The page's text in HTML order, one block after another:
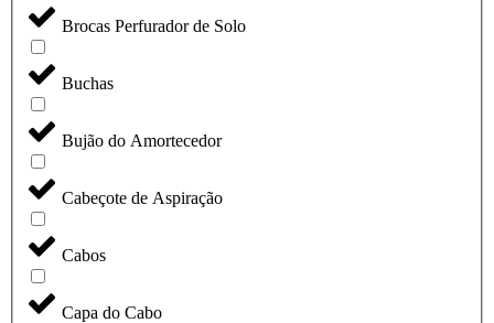
Brocas Perfurador de Solo
Buchas
Bujão do Amortecedor
Cabeçote de Aspiração
Cabos
Capa do Cabo